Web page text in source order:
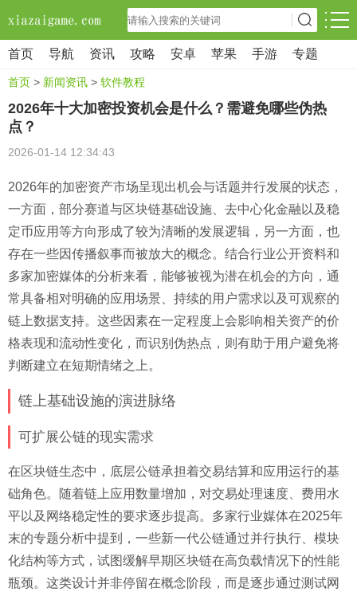
首页 导航 资讯 攻略 安卓 苹果 手游 专题
首页 > 新闻资讯 > 软件教程
2026年十大加密投资机会是什么？需避免哪些伪热
点？
2026-01-14 12:34:43
2026年的加密资产市场呈现出机会与话题并行发展的状态，
一方面，部分赛道与区块链基础设施、去中心化金融以及稳
定币应用等方向形成了较为清晰的发展逻辑，另一方面，也
存在一些因传播叙事而被放大的概念。结合行业公开资料和
多家加密媒体的分析来看，能够被视为潜在机会的方向，通
常具备相对明确的应用场景、持续的用户需求以及可观察的
链上数据支持。这些因素在一定程度上会影响相关资产的价
格表现和流动性变化，而识别伪热点，则有助于用户避免将
判断建立在短期情绪之上。
链上基础设施的演进脉络
可扩展公链的现实需求
在区块链生态中，底层公链承担着交易结算和应用运行的基
础角色。随着链上应用数量增加，对交易处理速度、费用水
平以及网络稳定性的要求逐步提高。多家行业媒体在2025年
末的专题分析中提到，一些新一代公链通过并行执行、模块
化结构等方式，试图缓解早期区块链在高负载情况下的性能
瓶颈。这类设计并非停留在概念阶段，而是逐步通过测试网